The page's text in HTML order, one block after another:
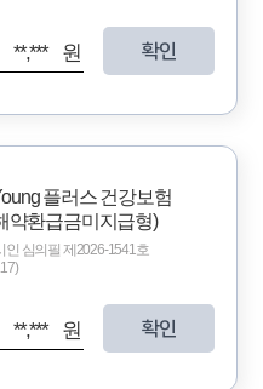
**,*** 원 확인
플러스 건강보험
약환급금미지급형)
인 심의필 제2026-1541호
**,*** 원 확인